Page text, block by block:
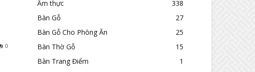
0
Ẩm thực
338
Bàn Gỗ
27
Bàn Gỗ Cho Phòng Ăn
25
Bàn Thờ Gỗ
15
Bàn Trang Điểm
1